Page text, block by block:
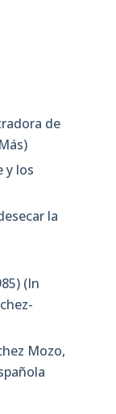
de
y los
la
(In
Mozo,